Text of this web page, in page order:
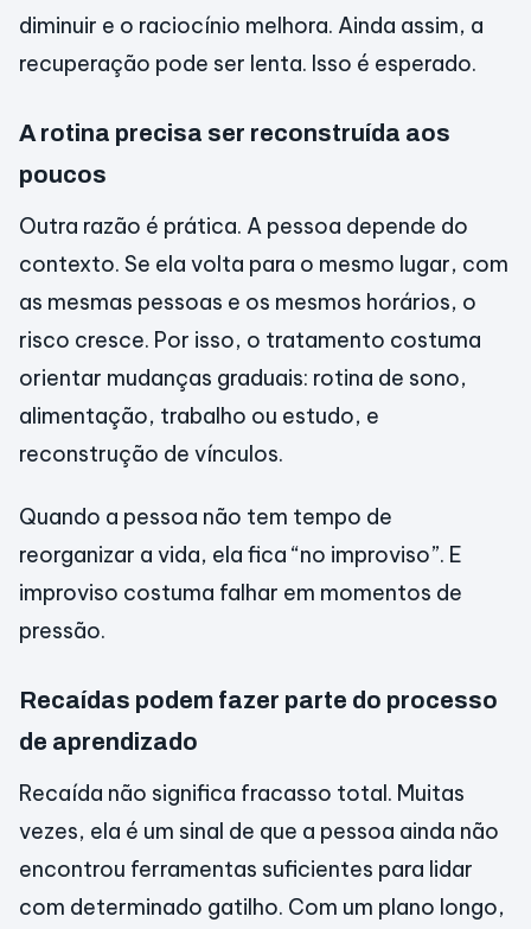
diminuir e o raciocínio melhora. Ainda assim, a
recuperação pode ser lenta. Isso é esperado.
A rotina precisa ser reconstruída aos
poucos
Outra razão é prática. A pessoa depende do
contexto. Se ela volta para o mesmo lugar, com
as mesmas pessoas e os mesmos horários, o
risco cresce. Por isso, o tratamento costuma
orientar mudanças graduais: rotina de sono,
alimentação, trabalho ou estudo, e
reconstrução de vínculos.
Quando a pessoa não tem tempo de
reorganizar a vida, ela fica “no improviso”. E
improviso costuma falhar em momentos de
pressão.
Recaídas podem fazer parte do processo
de aprendizado
Recaída não significa fracasso total. Muitas
vezes, ela é um sinal de que a pessoa ainda não
encontrou ferramentas suficientes para lidar
com determinado gatilho. Com um plano longo,